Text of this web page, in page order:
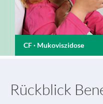
CF · Mukoviszidose
Rückblick